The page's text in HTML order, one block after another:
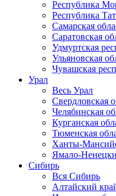
Республика
Республика
Самарская
Саратовская
Удмуртская
Ульяновская
Чувашская
Урал
Весь Урал
Свердловская
Челябинская
Курганская
Тюменская
Ханты-
Ямало-
Сибирь
Вся Сибирь
Алтайский